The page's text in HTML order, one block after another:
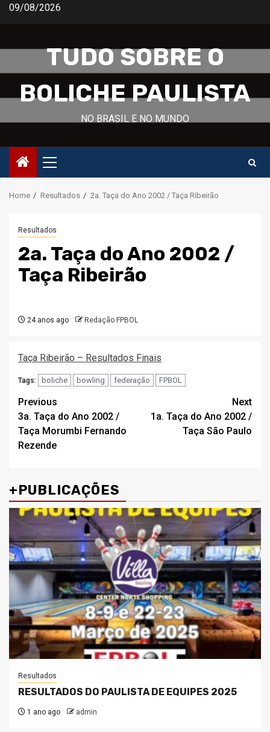
Skip09/08/2026
TUDO SOBRE O
BOLICHE PAULISTA
NO BRASIL E NO MUNDO
Primary
Menu
Home Resultados 2a. Taça do Ano 2002 / Taça Ribeirão
Resultados
2a. Taça do Ano 2002 /
Taça Ribeirão
24 anos ago Redação FPBOL
Taça Ribeirão – Resultados Finais
Tags: boliche bowling federação FPBOL
Post
navigation
Previous
3a. Taça do Ano 2002 /
Taça Morumbi Fernando
Rezende
Next
1a. Taça do Ano 2002 /
Taça São Paulo
+PUBLICAÇÕES
Resultados
RESULTADOS DO PAULISTA DE EQUIPES 2025
1 ano ago admin